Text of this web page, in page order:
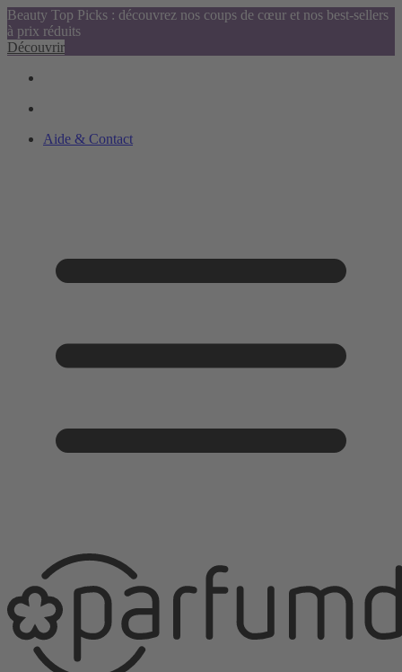
Beauty Top Picks : découvrez nos coups de cœur et nos best-sellers
à prix réduits
Découvrir
Aide & Contact